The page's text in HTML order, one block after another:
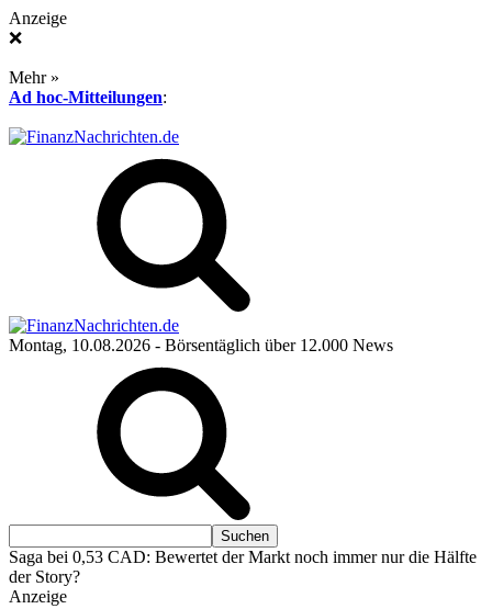
Anzeige
❌
Mehr »
Ad hoc-Mitteilungen:
Montag, 10.08.2026 - Börsentäglich über 12.000 News
Saga bei 0,53 CAD: Bewertet der Markt noch immer nur die Hälfte
der Story?
Anzeige